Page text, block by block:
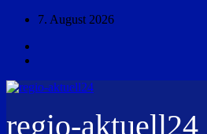
Zum
springen
7. August 2026
regio-aktuell24